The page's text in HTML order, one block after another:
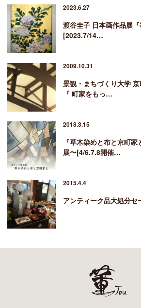
2023.6.27
渡谷圭子 日本画作品展『
[2023.7/14…
2009.10.31
景観・まちづくり大学
『 町家をもっ…
2018.3.15
『草木染めと布と京町
展〜[4/6.7.8開催…
2015.4.4
アンティーク品大処分セ